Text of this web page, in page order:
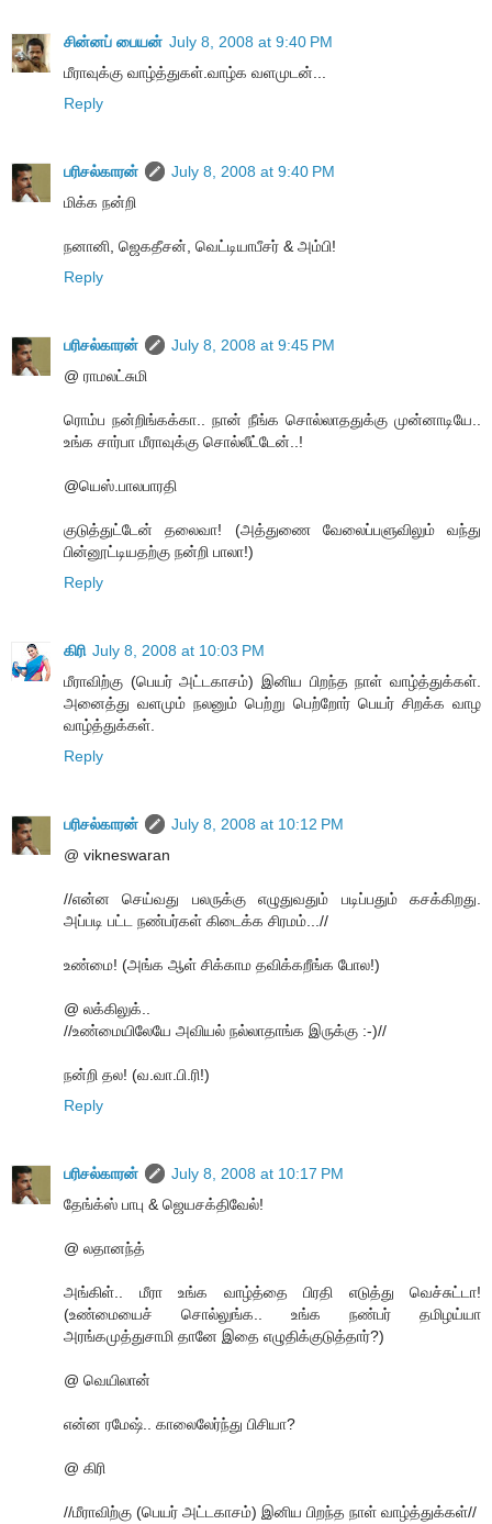
சின்னப் பையன் July 8, 2008 at 9:40 PM
மீராவுக்கு வாழ்த்துகள்.வாழ்க வளமுடன்...
Reply
பரிசல்காரன்
July 8, 2008 at 9:40 PM
மிக்க நன்றி
நனானி, ஜெகதீசன், வெட்டியாபீசர் & அம்பி!
Reply
பரிசல்காரன்
July 8, 2008 at 9:45 PM
@ ராமலட்சுமி
ரொம்ப நன்றிங்கக்கா.. நான் நீங்க சொல்லாததுக்கு முன்னாடியே..
உங்க சார்பா மீராவுக்கு சொல்லீட்டேன்..!
@யெஸ்.பாலபாரதி
குடுத்துட்டேன் தலைவா! (அத்துணை வேலைப்பளுவிலும் வந்து
பின்னூட்டியதற்கு நன்றி பாலா!)
Reply
கிரி July 8, 2008 at 10:03 PM
மீராவிற்கு (பெயர் அட்டகாசம்) இனிய பிறந்த நாள் வாழ்த்துக்கள்.
அனைத்து வளமும் நலனும் பெற்று பெற்றோர் பெயர் சிறக்க வாழ
வாழ்த்துக்கள்.
Reply
பரிசல்காரன்
July 8, 2008 at 10:12 PM
@ vikneswaran
//என்ன செய்வது பலருக்கு எழுதுவதும் படிப்பதும் கசக்கிறது.
அப்படி பட்ட நண்பர்கள் கிடைக்க சிரமம்...//
உண்மை! (அங்க ஆள் சிக்காம தவிக்கறீங்க போல!)
@ லக்கிலுக்..
//உண்மையிலேயே அவியல் நல்லாதாங்க இருக்கு :-)//
நன்றி தல! (வ.வா.பி.ரி!)
Reply
பரிசல்காரன்
July 8, 2008 at 10:17 PM
தேங்க்ஸ் பாபு & ஜெயசக்திவேல்!
@ லதானந்த்
அங்கிள்.. மீரா உங்க வாழ்த்தை பிரதி எடுத்து வெச்சுட்டா!
(உண்மையைச் சொல்லுங்க.. உங்க நண்பர் தமிழய்யா
அரங்கமுத்துசாமி தானே இதை எழுதிக்குடுத்தார்?)
@ வெயிலான்
என்ன ரமேஷ்.. காலைலேர்ந்து பிசியா?
@ கிரி
//மீராவிற்கு (பெயர் அட்டகாசம்) இனிய பிறந்த நாள் வாழ்த்துக்கள்//